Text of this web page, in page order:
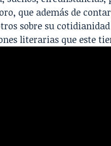
que además de
sobre su
literarias que este